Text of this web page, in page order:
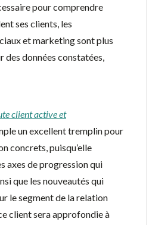
pour comprendre
ses clients, les
et marketing sont plus
des données constatées,
client active et
un excellent tremplin pour
concrets, puisqu’elle
axes de progression qui
que les nouveautés qui
le segment de la relation
client sera approfondie à